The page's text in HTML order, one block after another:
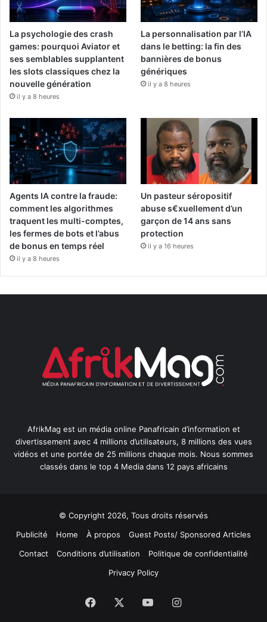
La psychologie des crash
games: pourquoi Aviator et
ses semblables supplantent
les slots classiques chez la
nouvelle génération
il y a 8 heures
La personnalisation par l’IA
dans le betting: la fin des
bannières de bonus
génériques
il y a 8 heures
Agents IA contre la fraude:
comment les algorithmes
traquent les multi-comptes,
les fermes de bots et l’abus
de bonus en temps réel
il y a 8 heures
Un pasteur séropositif
abuse s€xuellement d’un
garçon de 14 ans sans
protection
il y a 16 heures
AfrikMag est un média online Panafricain d’information et
divertissement avec 4 millions d’utilisateurs, 8 millions des vues
vidéos et une portée de 25 millions chaque mois. Nous sommes
classés dans le top 4 Media dans 12 pays africains
© Copyright 2026, Tous droits réservés
Publicité
Home À propos
Guest Posts/ Sponsored Articles
Contact
Conditions d’utilisation
Politique de confidentialité
Privacy Policy
Facebook YouTubeInstagram